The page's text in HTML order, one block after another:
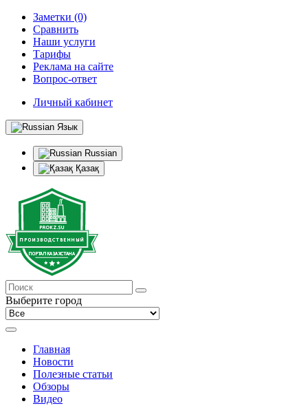
Заметки (0)
Сравнить
Наши услуги
Тарифы
Реклама на сайте
Вопрос-ответ
Личный кабинет
Язык
Russian
Қазақ
Выберите город
Главная
Новости
Полезные статьи
Обзоры
Видео